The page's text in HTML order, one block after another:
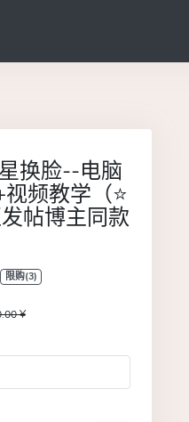
换脸--电脑
频教学（⭐
帖博主同款
限购(3)
¥